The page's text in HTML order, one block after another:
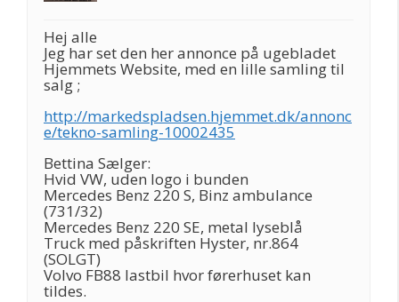
Hej alle
Jeg har set den her annonce på ugebladet
Hjemmets Website, med en lille samling til
salg ;
http://markedspladsen.hjemmet.dk/annonc
e/tekno-samling-10002435
Bettina Sælger:
Hvid VW, uden logo i bunden
Mercedes Benz 220 S, Binz ambulance
(731/32)
Mercedes Benz 220 SE, metal lyseblå
Truck med påskriften Hyster, nr.864
(SOLGT)
Volvo FB88 lastbil hvor førerhuset kan
tildes.